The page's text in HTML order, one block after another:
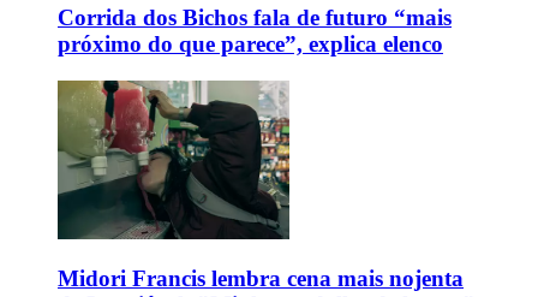
Corrida dos Bichos fala de futuro “mais
próximo do que parece”, explica elenco
Midori Francis lembra cena mais nojenta